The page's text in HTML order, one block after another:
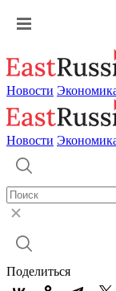
Новости
Новости
Поделиться